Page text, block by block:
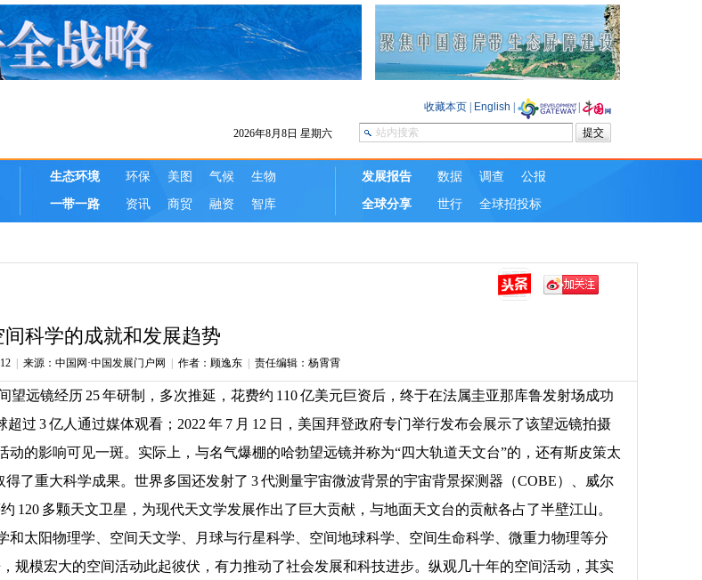
间科学的成就和发展趋势
| 来源：中国网·中国发展门户网 作者：顾逸东| 责任编辑：杨霄霄
望远镜经历 25 年研制，多次推延，花费约 110 亿美元巨资后，终于在法属圭亚那库鲁发射场成功
过 3 亿人通过媒体观看；2022 年 7 月 12 日，美国拜登政府专门举行发布会展示了该望远镜拍摄
的影响可见一斑。实际上，与名气爆棚的哈勃望远镜并称为“四大轨道天文台”的，还有斯皮策太
了重大科学成果。世界多国还发射了 3 代测量宇宙微波背景的宇宙背景探测器（COBE）、威尔
120 多颗天文卫星，为现代天文学发展作出了巨大贡献，与地面天文台的贡献各占了半壁江山。
太阳物理学、空间天文学、月球与行星科学、空间地球科学、空间生命科学、微重力物理等分
规模宏大的空间活动此起彼伏，有力推动了社会发展和科技进步。纵观几十年的空间活动，其实